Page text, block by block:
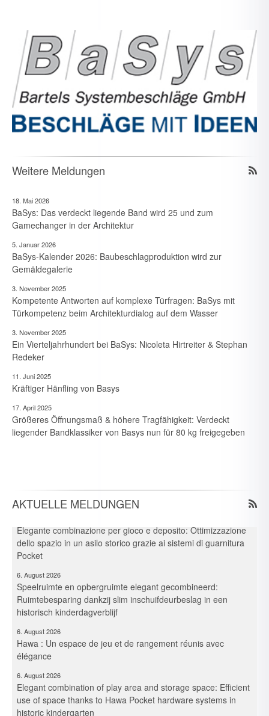
Weitere Meldungen
18. Mai 2026
BaSys: Das verdeckt liegende Band wird 25 und zum
Gamechanger in der Architektur
5. Januar 2026
BaSys-Kalender 2026: Baubeschlagproduktion wird zur
Gemäldegalerie
3. November 2025
Kompetente Antworten auf komplexe Türfragen: BaSys mit
Türkompetenz beim Architekturdialog auf dem Wasser
3. November 2025
Ein Vierteljahrhundert bei BaSys: Nicoleta Hirtreiter & Stephan
Redeker
11. Juni 2025
Kräftiger Hänfling von Basys
17. April 2025
Größeres Öffnungsmaß & höhere Tragfähigkeit: Verdeckt
liegender Bandklassiker von Basys nun für 80 kg freigegeben
AKTUELLE MELDUNGEN
7. August 2026
Neue Branchen im Visier: Schirmer forciert Aluprofil-
Hawa-Pocket-Beschlagsystemen in historischer Kita
6. August 2026
dello spazio in un asilo storico grazie ai sistemi di guarnitura
Pocket
Speelruimte en opbergruimte elegant gecombineerd:
Ruimtebesparing dankzij slim inschuifdeurbeslag in een
historisch kinderdagverblijf
Hawa : Un espace de jeu et de rangement réunis avec
élégance
6. August 2026
Elegant combination of play area and storage space: Efficient
use of space thanks to Hawa Pocket hardware systems in
historic kindergarten